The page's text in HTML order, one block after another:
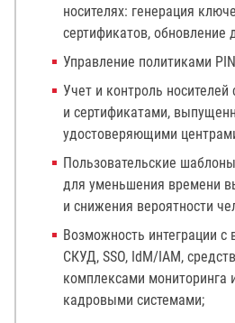
носителях: генерация
сертификатов, обновление
Управление политиками
Учет и контроль
и сертификатами,
удостоверяющими
Пользовательские
для уменьшения времени
и снижения вероятности
Возможность интеграции
СКУД, SSO, IdM/IAM,
комплексами мониторинга
кадровыми системами;